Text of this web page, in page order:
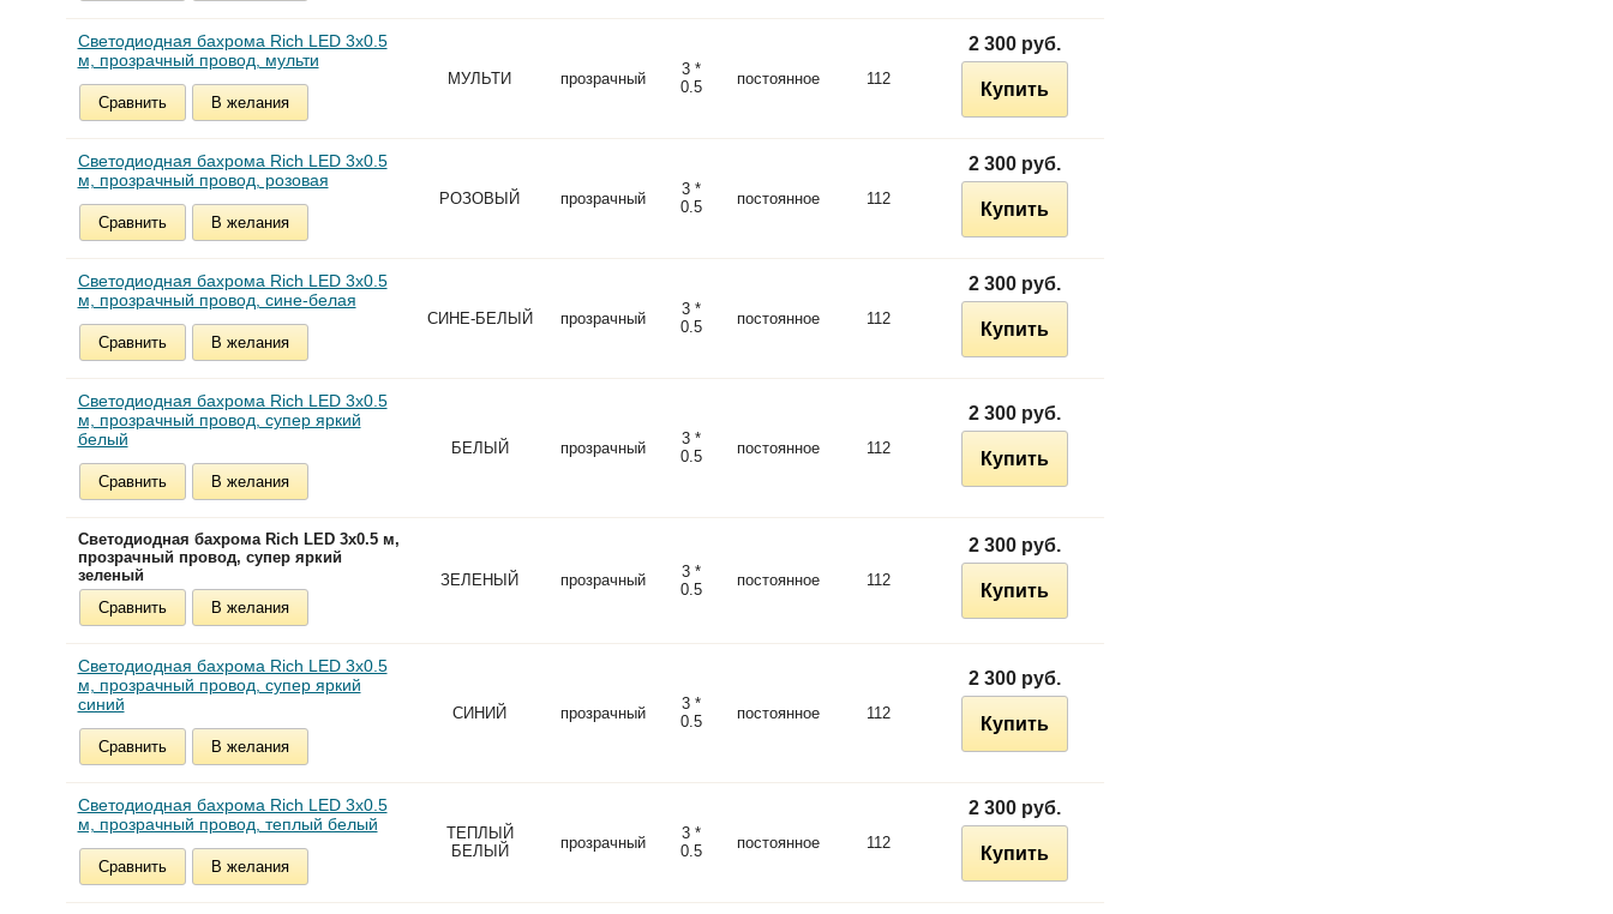
Светодиодная бахрома Rich LED 3х0.5
м, прозрачный провод, мульти
Сравнить В желания
МУЛЬТИ прозрачный
3 *
0.5
постоянное 112
2 300 руб.
Купить
Светодиодная бахрома Rich LED 3х0.5
м, прозрачный провод, розовая
Сравнить В желания
РОЗОВЫЙ прозрачный
3 *
0.5
постоянное 112
2 300 руб.
Купить
Светодиодная бахрома Rich LED 3х0.5
м, прозрачный провод, сине-белая
Сравнить В желания
СИНЕ-БЕЛЫЙ прозрачный
3 *
0.5
постоянное 112
2 300 руб.
Купить
Светодиодная бахрома Rich LED 3х0.5
м, прозрачный провод, супер яркий
белый
Сравнить В желания
БЕЛЫЙ прозрачный
3 *
0.5
постоянное 112
2 300 руб.
Купить
Светодиодная бахрома Rich LED 3х0.5 м,
прозрачный провод, супер яркий
зеленый
Сравнить
В желания
ЗЕЛЕНЫЙ прозрачный
3 *
0.5
постоянное 112
2 300 руб.
Купить
Светодиодная бахрома Rich LED 3х0.5
м, прозрачный провод, супер яркий
синий
Сравнить В желания
СИНИЙ прозрачный
3 *
0.5
постоянное 112
2 300 руб.
Купить
Светодиодная бахрома Rich LED 3х0.5
м, прозрачный провод, теплый белый
Сравнить В желания
ТЕПЛЫЙ
БЕЛЫЙ
прозрачный
3 *
0.5
постоянное 112
2 300 руб.
Купить